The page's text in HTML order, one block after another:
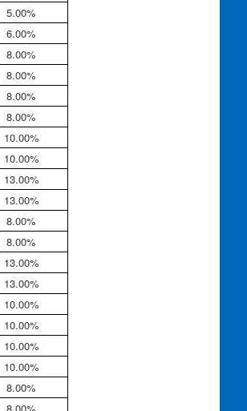
5.00%
6.00%
8.00%
8.00%
8.00%
8.00%
10.00%
10.00%
13.00%
13.00%
8.00%
8.00%
13.00%
13.00%
10.00%
10.00%
10.00%
10.00%
8.00%